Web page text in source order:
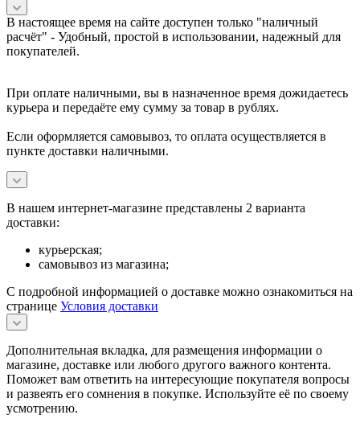
В настоящее время на сайте доступен только "наличный
расчёт" - Удобный, простой в использовании, надежный для
покупателей.
При оплате наличными, вы в назначенное время дожидаетесь
курьера и передаёте ему сумму за товар в рублях.
Если оформляется самовывоз, то оплата осуществляется в
пункте доставки наличными.
В нашем интернет-магазине представлены 2 варианта
доставки:
курьерская;
самовывоз из магазина;
С подробной информацией о доставке можно ознакомиться на
странице Условия доставки
Дополнительная вкладка, для размещения информации о
магазине, доставке или любого другого важного контента.
Поможет вам ответить на интересующие покупателя вопросы
и развеять его сомнения в покупке. Используйте её по своему
усмотрению.